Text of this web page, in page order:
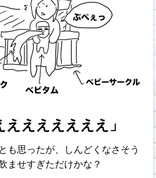
ええええええ」
も思ったが、しんどくなさそう
ませすぎただけかな？